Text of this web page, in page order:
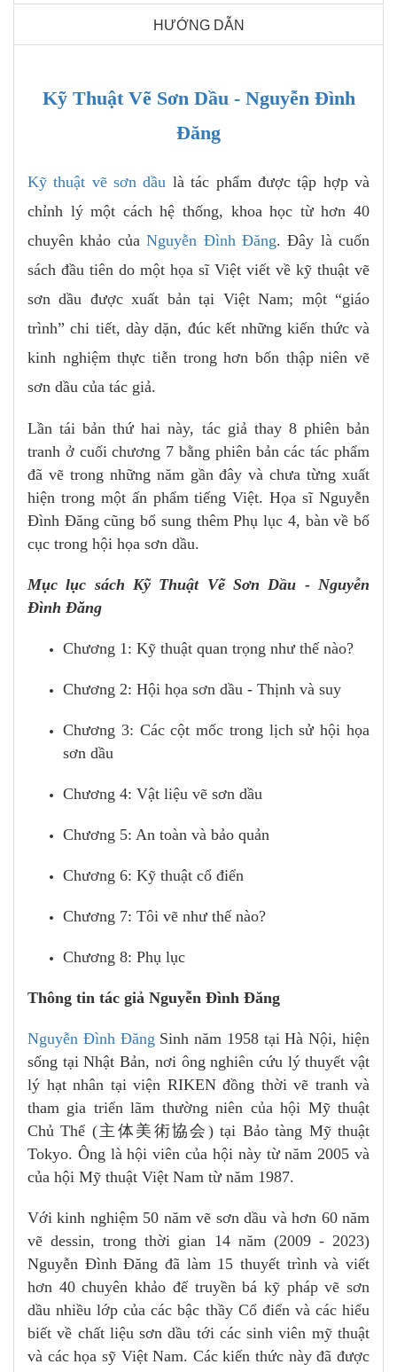
HƯỚNG DẪN
Kỹ Thuật Vẽ Sơn Dầu - Nguyễn Đình
Đăng
Kỹ thuật vẽ sơn dầu là tác phẩm được tập hợp và
chỉnh lý một cách hệ thống, khoa học từ hơn 40
chuyên khảo củaNguyễn Đình Đăng. Đây là cuốn
sách đầu tiên do một họa sĩ Việt viết về kỹ thuật vẽ
sơn dầu được xuất bản tại Việt Nam; một “giáo
trình” chi tiết, dày dặn, đúc kết những kiến thức và
kinh nghiệm thực tiễn trong hơn bốn thập niên vẽ
sơn dầu của tác giả.
Lần tái bản thứ hai này, tác giả thay 8 phiên bản
tranh ở cuối chương 7 bằng phiên bản các tác phẩm
đã vẽ trong những năm gần đây và chưa từng xuất
hiện trong một ấn phẩm tiếng Việt. Họa sĩ Nguyễn
Đình Đăng cũng bổ sung thêm Phụ lục 4, bàn về bố
cục trong hội họa sơn dầu.
Mục lục sách Kỹ Thuật Vẽ Sơn Dầu - Nguyễn
Đình Đăng
Chương 1: Kỹ thuật quan trọng như thế nào?
Chương 2: Hội họa sơn dầu - Thịnh và suy
Chương 3: Các cột mốc trong lịch sử hội họa
sơn dầu
Chương 4: Vật liệu vẽ sơn dầu
Chương 5: An toàn và bảo quản
Chương 6: Kỹ thuật cổ điển
Chương 7: Tôi vẽ như thế nào?
Chương 8: Phụ lục
Thông tin tác giả Nguyễn Đình Đăng
Nguyễn Đình Đăng Sinh năm 1958 tại Hà Nội, hiện
sống tại Nhật Bản, nơi ông nghiên cứu lý thuyết vật
lý hạt nhân tại viện RIKEN đồng thời vẽ tranh và
tham gia triển lãm thường niên của hội Mỹ thuật
Chủ Thể (主体美術協会) tại Bảo tàng Mỹ thuật
Tokyo. Ông là hội viên của hội này từ năm 2005 và
của hội Mỹ thuật Việt Nam từ năm 1987.
Với kinh nghiệm 50 năm vẽ sơn dầu và hơn 60 năm
vẽ dessin, trong thời gian 14 năm (2009 - 2023)
Nguyễn Đình Đăng đã làm 15 thuyết trình và viết
hơn 40 chuyên khảo để truyền bá kỹ pháp vẽ sơn
dầu nhiều lớp của các bậc thầy Cổ điển và các hiểu
biết về chất liệu sơn dầu tới các sinh viên mỹ thuật
và các họa sỹ Việt Nam. Các kiến thức này đã được